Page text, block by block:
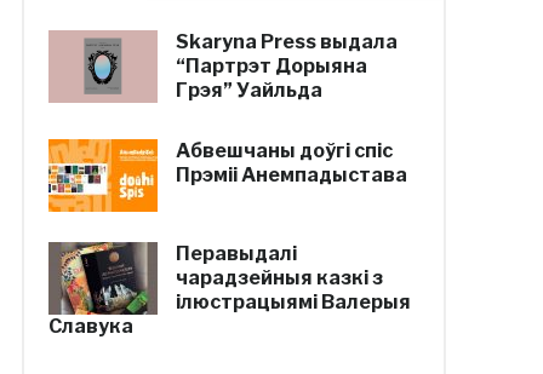
Skaryna Press выдала
“Партрэт Дорыяна
Грэя” Уайльда
Абвешчаны доўгі спіс
Прэміі Анемпадыстава
Перавыдалі
чарадзейныя казкі з
ілюстрацыямі Валерыя
Славука